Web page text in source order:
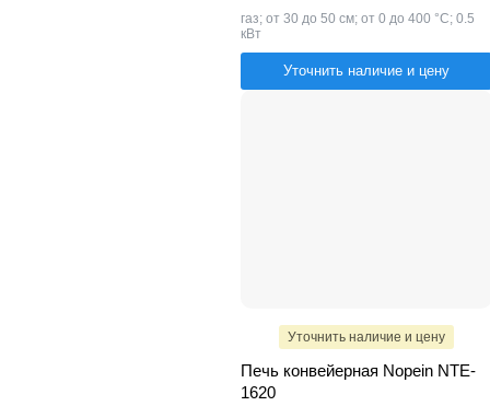
газ; от 30 до 50 см; от 0 до 400 °С; 0.5
кВт
Уточнить наличие и цену
Уточнить наличие и цену
Печь конвейерная Nopein NTE-
1620